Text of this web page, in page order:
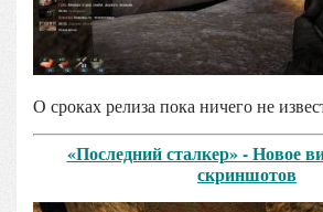
О сроках релиза пока ничего не
«Последний сталкер» - Новое
скриншотов